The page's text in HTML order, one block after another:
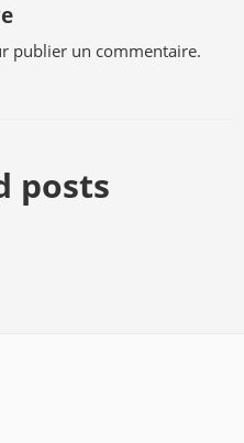
publier un commentaire.
posts